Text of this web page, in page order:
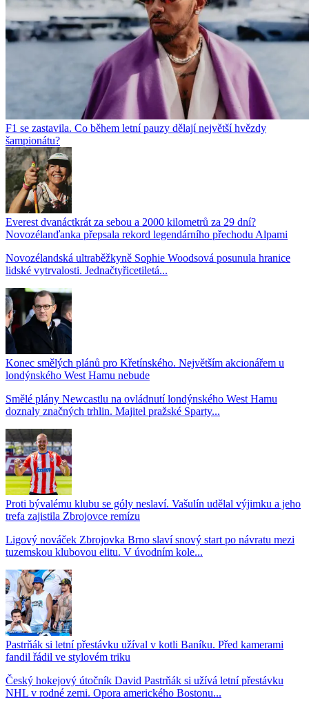
F1 se zastavila. Co během letní pauzy dělají největší hvězdy
šampionátu?
Everest dvanáctkrát za sebou a 2000 kilometrů za 29 dní?
Novozélanďanka přepsala rekord legendárního přechodu Alpami
Novozélandská ultraběžkyně Sophie Woodsová posunula hranice
lidské vytrvalosti. Jednačtyřicetiletá...
Konec smělých plánů pro Křetínského. Největším akcionářem u
londýnského West Hamu nebude
Smělé plány Newcastlu na ovládnutí londýnského West Hamu
doznaly značných trhlin. Majitel pražské Sparty...
Proti bývalému klubu se góly neslaví. Vašulín udělal výjimku a jeho
trefa zajistila Zbrojovce remízu
Ligový nováček Zbrojovka Brno slaví snový start po návratu mezi
tuzemskou klubovou elitu. V úvodním kole...
Pastrňák si letní přestávku užíval v kotli Baníku. Před kamerami
fandil řádil ve stylovém triku
Český hokejový útočník David Pastrňák si užívá letní přestávku
NHL v rodné zemi. Opora amerického Bostonu...